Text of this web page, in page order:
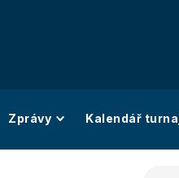
Zprávy Kalendář